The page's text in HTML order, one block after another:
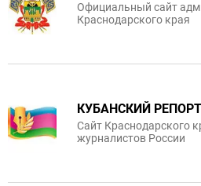
Официальный сайт
Краснодарского края
КУБАНСКИЙ
Сайт Краснодарского
журналистов России